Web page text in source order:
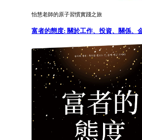
怡慧老師的原子習慣實踐之旅
富者的態度: 關於工作、投資、關係、